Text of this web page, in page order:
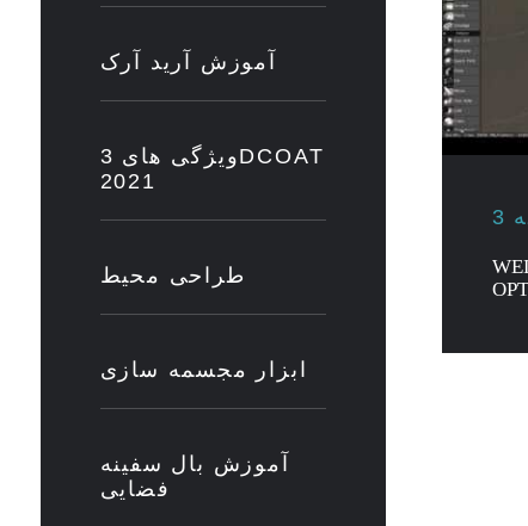
آموزش آرید آرک
ویژگی های 3DCOAT
2021
طراحی محیط
ابزار مجسمه سازی
آموزش بال سفینه
فضایی